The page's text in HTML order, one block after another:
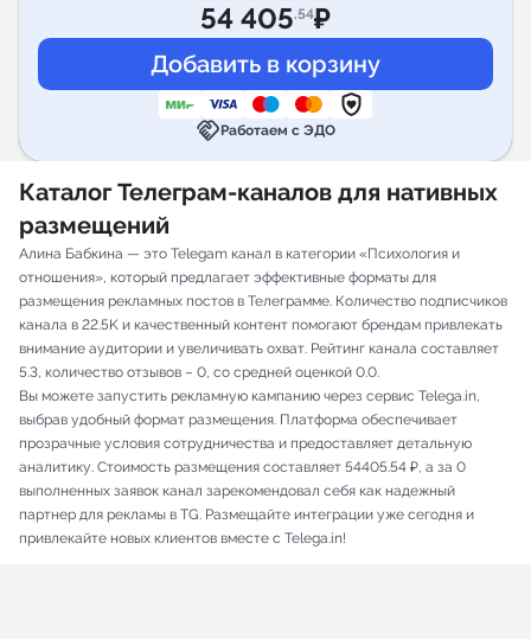
54 405.54₽
handshakeРаботаем с ЭДО
Каталог Телеграм-каналов для нативных
размещений
Алина Бабкина — это Telegam канал в категории «Психология и
отношения», который предлагает эффективные форматы для
размещения рекламных постов в Телеграмме. Количество подписчиков
канала в 22.5K и качественный контент помогают брендам привлекать
внимание аудитории и увеличивать охват. Рейтинг канала составляет
5.3, количество отзывов – 0, со средней оценкой 0.0.
Вы можете запустить рекламную кампанию через сервис Telega.in,
выбрав удобный формат размещения. Платформа обеспечивает
прозрачные условия сотрудничества и предоставляет детальную
аналитику. Стоимость размещения составляет 54405.54 ₽, а за 0
выполненных заявок канал зарекомендовал себя как надежный
партнер для рекламы в TG. Размещайте интеграции уже сегодня и
привлекайте новых клиентов вместе с Telega.in!